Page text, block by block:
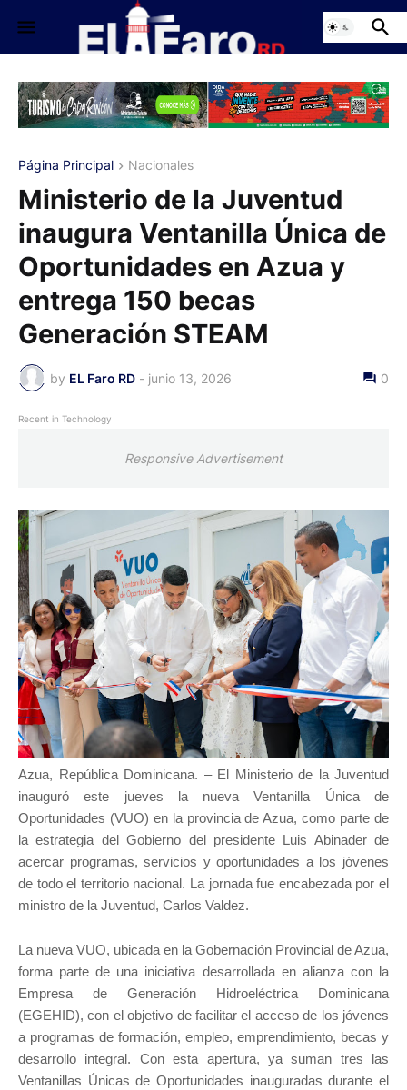
Página Principal Nacionales
Ministerio de la Juventud
inaugura Ventanilla Única de
Oportunidades en Azua y
entrega 150 becas
Generación STEAM
by EL Faro RD - junio 13, 2026 0
Recent in Technology
Responsive Advertisement
Azua, República Dominicana. – El Ministerio de la Juventud
inauguró este jueves la nueva Ventanilla Única de
Oportunidades (VUO) en la provincia de Azua, como parte de
la estrategia del Gobierno del presidente Luis Abinader de
acercar programas, servicios y oportunidades a los jóvenes
de todo el territorio nacional. La jornada fue encabezada por el
ministro de la Juventud, Carlos Valdez.
La nueva VUO, ubicada en la Gobernación Provincial de Azua,
forma parte de una iniciativa desarrollada en alianza con la
Empresa de Generación Hidroeléctrica Dominicana
(EGEHID), con el objetivo de facilitar el acceso de los jóvenes
a programas de formación, empleo, emprendimiento, becas y
desarrollo integral. Con esta apertura, ya suman tres las
Ventanillas Únicas de Oportunidades inauguradas durante el